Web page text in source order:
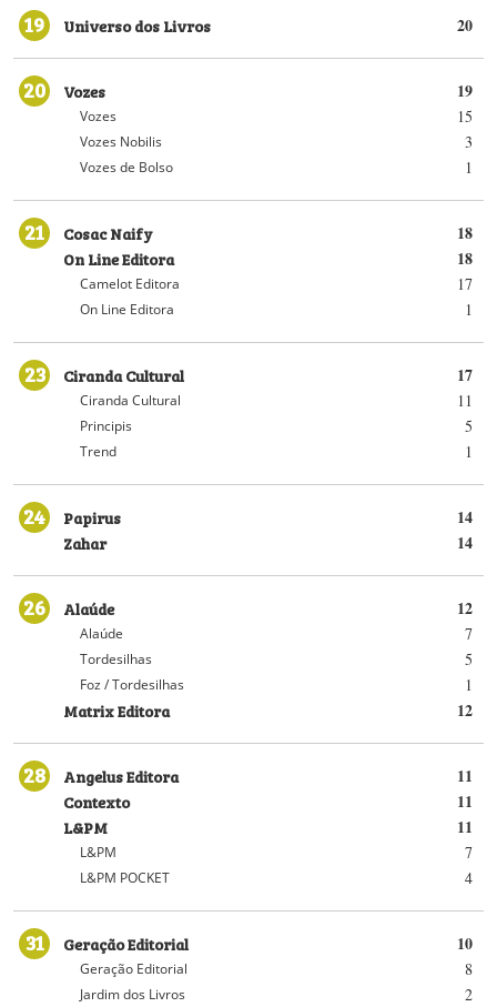
19 20
Universo dos Livros
20 19
Vozes
15
Vozes
3
Vozes Nobilis
1
Vozes de Bolso
21 18
Cosac Naify
18
On Line Editora
17
Camelot Editora
1
On Line Editora
23 17
Ciranda Cultural
11
Ciranda Cultural
5
Principis
1
Trend
24 14
Papirus
14
Zahar
26 12
Alaúde
7
Alaúde
5
Tordesilhas
1
Foz / Tordesilhas
12
Matrix Editora
28 11
Angelus Editora
11
Contexto
11
L&PM
7
L&PM
4
L&PM POCKET
31 10
Geração Editorial
8
Geração Editorial
2
Jardim dos Livros